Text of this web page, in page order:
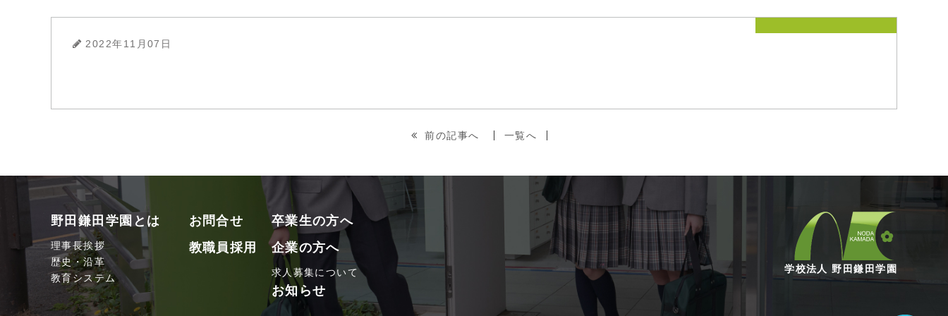
2022年11月07日
前の記事へ 一覧へ
野田鎌田学園とは
理事長挨拶
歴史・沿革
教育システム
お問合せ
教職員採用
卒業生の方へ
企業の方へ
求人募集について
お知らせ
学校法人 野田鎌田学園